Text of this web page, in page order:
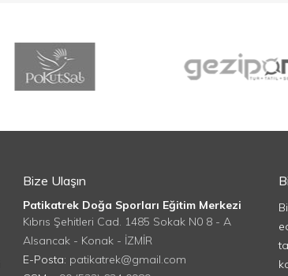
Bize Ulaşın
Patikatrek Doğa Sporları Eğitim Merkezi
Kıbrıs Şehitleri Cad. 1485 Sokak N0 8 - A
Alsancak - Konak - İZMİR
E-Posta: patikatrek@gmail.com